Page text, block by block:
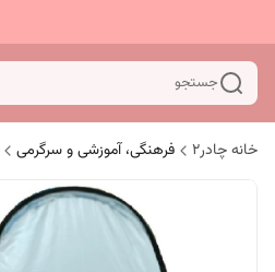
جستجو
خانه چادر۲ فرهنگی، آموزشی و سرگرمی